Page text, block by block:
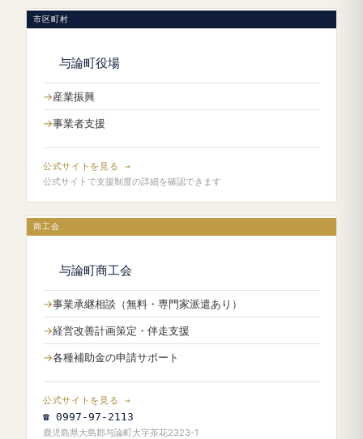
市区町村
与論町役場
産業振興
事業者支援
公式サイトを見る →
公式サイトで支援制度の詳細を確認できます
商工会
与論町商工会
事業承継相談（無料・専門家派遣あり）
経営改善計画策定・伴走支援
各種補助金の申請サポート
公式サイトを見る →
☎ 0997-97-2113
鹿児島県大島郡与論町大字茶花2323-1